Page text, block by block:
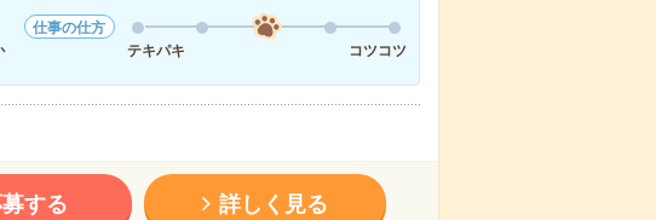
仕事の仕方
テキパキ
コツコツ
する 詳しく見る